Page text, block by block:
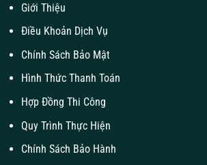
Giới Thiệu
Điều Khoản Dịch Vụ
Chính Sách Bảo Mật
Hình Thức Thanh Toán
Hợp Đồng Thi Công
Quy Trình Thực Hiện
Chính Sách Bảo Hành